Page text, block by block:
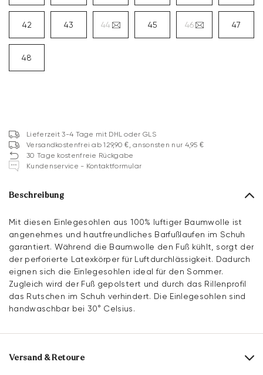
42 43 44 45 46 47
48
Lieferzeit 3-4 Tage mit DHL oder GLS
Versandkostenfrei ab 129,90 €, ansonsten nur 4,95 €
30 Tage kostenfreie Rückgabe
Kundenservice - Kontaktformular
Beschreibung
Mit diesen Einlegesohlen aus 100% luftiger Baumwolle ist
angenehmes und hautfreundliches Barfußlaufen im Schuh
garantiert. Während die Baumwolle den Fuß kühlt, sorgt der
der perforierte Latexkörper für Luftdurchlässigkeit. Dadurch
eignen sich die Einlegesohlen ideal für den Sommer.
Zugleich wird der Fuß gepolstert und durch das Rillenprofil
das Rutschen im Schuh verhindert. Die Einlegesohlen sind
handwaschbar bei 30° Celsius.
Versand & Retoure